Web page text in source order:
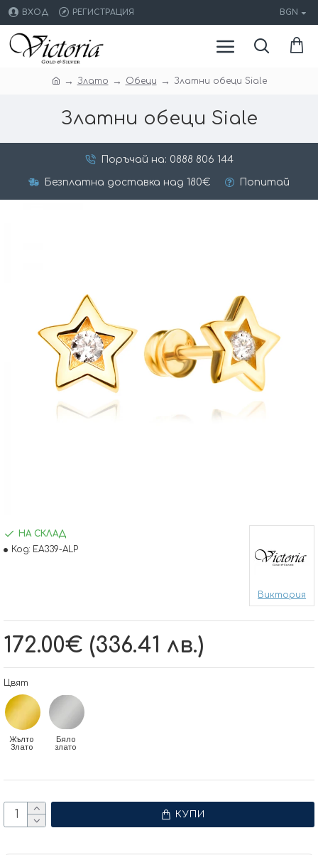
ВХОД РЕГИСТРАЦИЯ BGN
Злато Обеци Златни обеци Siale
Златни обеци Siale
Поръчай на: 0888 806 144
Безплатна доставка над 180€ Попитай
172.00€ (336.41 лв.)
НА СКЛАД
Код: EA339-ALP
Виктория
Цвят
Жълто
Злато
Бяло
злато
КУПИ